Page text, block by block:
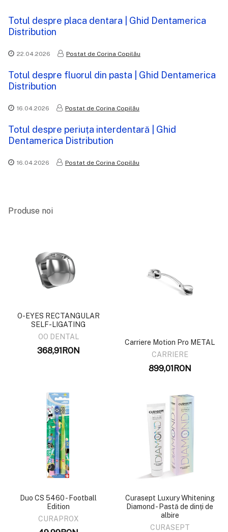
Produse noi
O-EYES RECTANGULAR
SELF-LIGATING
OO DENTAL
368,91RON
Carriere Motion Pro METAL
CARRIERE
899,01RON
Duo CS 5460 - Football
Edition
CURAPROX
Curasept Luxury Whitening
Diamond - Pastă de dinți de
albire
CURASEPT
Totul despre placa dentara | Ghid Dentamerica
Distribution
22.04.2026 Postat de Corina Copilău
Totul despre fluorul din pasta | Ghid Dentamerica
Distribution
16.04.2026 Postat de Corina Copilău
Totul despre periuța interdentară | Ghid
Dentamerica Distribution
16.04.2026 Postat de Corina Copilău